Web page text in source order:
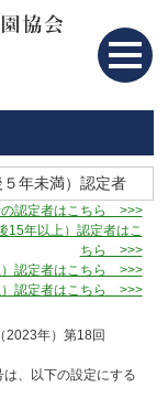
５年未満）認定者
の認定者はこちら >>>
15年以上）認定者はこ
ちら >>>
）認定者はこちら >>>
）認定者はこちら >>>
年）第18回
、以下の設定にする